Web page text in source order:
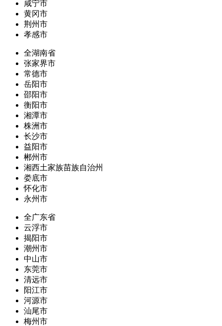
咸宁市
黄冈市
荆州市
孝感市
全湖南省
张家界市
常德市
岳阳市
邵阳市
衡阳市
湘潭市
株洲市
长沙市
益阳市
郴州市
湘西土家族苗族自治州
娄底市
怀化市
永州市
全广东省
云浮市
揭阳市
潮州市
中山市
东莞市
清远市
阳江市
河源市
汕尾市
梅州市